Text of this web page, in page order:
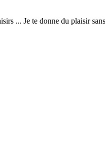
... Je te donne du plaisir